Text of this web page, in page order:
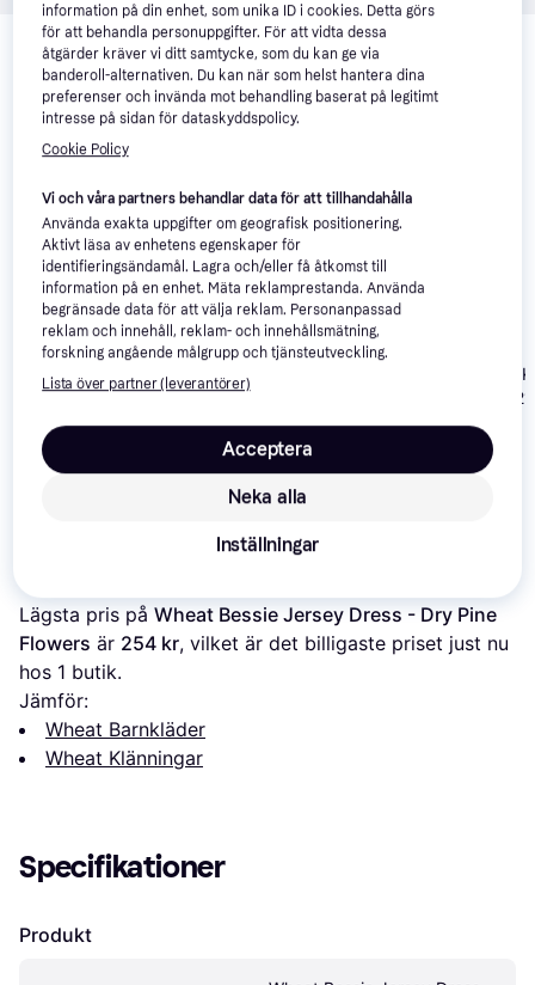
Relaterade produkter
Vi har plockat fram ett urval av produkter som kanske skulle
intressera dig. Visa alla
Lil'Atelier Nbftalia Ls
Loose Body Dress -
Brun
Hummel Juna Dress
S/S - Ash-Rose
(214672-4768)
200 kr
Name It Line
- Peyote
Lägsta pris på Wheat Bessie Jersey Dress - Dry Pine
Flowers är 254 kr, vilket är det billigaste priset just nu
hos 1 butik.
Jämför:
Wheat Barnkläder
Wheat Klänningar
Specifikationer
Produkt
information på din enhet, som unika ID i cookies. Detta görs
för att behandla personuppgifter. För att vidta dessa
åtgärder kräver vi ditt samtycke, som du kan ge via
banderoll-alternativen. Du kan när som helst hantera dina
preferenser och invända mot behandling baserat på legitimt
intresse på sidan för dataskyddspolicy.
Cookie Policy
Vi och våra partners behandlar data för att tillhandahålla
Använda exakta uppgifter om geografisk positionering.
Aktivt läsa av enhetens egenskaper för
identifieringsändamål. Lagra och/eller få åtkomst till
information på en enhet. Mäta reklamprestanda. Använda
begränsade data för att välja reklam. Personanpassad
reklam och innehåll, reklam- och innehållsmätning,
forskning angående målgrupp och tjänsteutveckling.
Lista över partner (leverantörer)
Neka alla
Acceptera
Inställningar